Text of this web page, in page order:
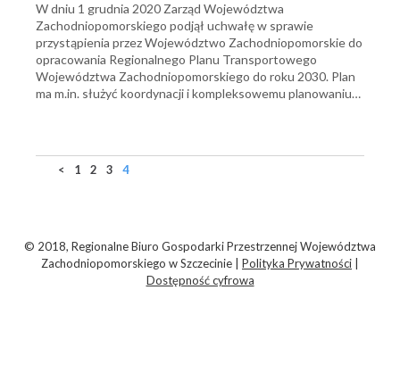
W dniu 1 grudnia 2020 Zarząd Województwa
Zachodniopomorskiego podjął uchwałę w sprawie
przystąpienia przez Województwo Zachodniopomorskie do
opracowania Regionalnego Planu Transportowego
Województwa Zachodniopomorskiego do roku 2030. Plan
ma m.in. służyć koordynacji i kompleksowemu planowaniu…
< 1 2 3 4
© 2018, Regionalne Biuro Gospodarki Przestrzennej Województwa
Zachodniopomorskiego w Szczecinie | Polityka Prywatności
Dostępność cyfrowa